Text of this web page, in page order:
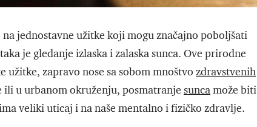
jednostavne užitke koji mogu značajno poboljšati
je gledanje izlaska i zalaska sunca. Ove prirodne
užitke, zapravo nose sa sobom mnoštvo zdravstvenih
ili u urbanom okruženju, posmatranje suncamože biti
veliki uticaj i na naše mentalno i fizičko zdravlje.